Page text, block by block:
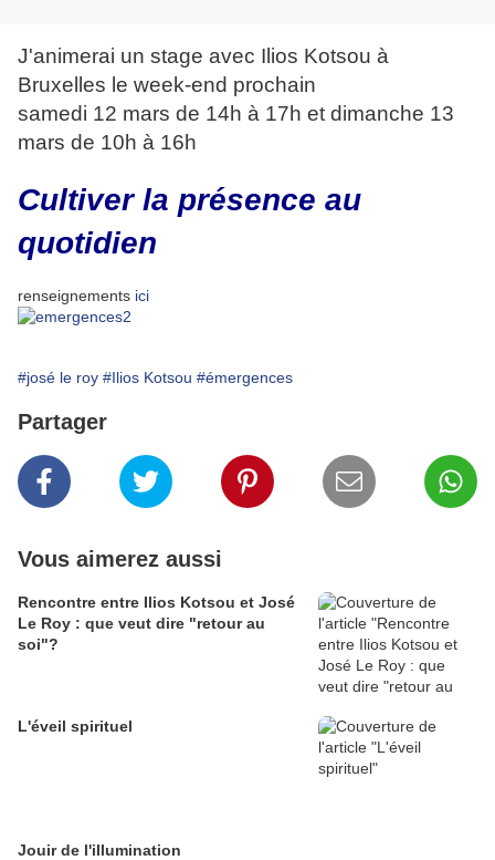
J'animerai un stage avec Ilios Kotsou à
Bruxelles le week-end prochain
samedi 12 mars de 14h à 17h et dimanche 13
mars de 10h à 16h
Cultiver la présence au
quotidien
renseignements ici
#josé le roy #Ilios Kotsou #émergences
Partager
Vous aimerez aussi
Rencontre entre Ilios Kotsou et José
Le Roy : que veut dire "retour au
soi"?
L'éveil spirituel
Jouir de l'illumination